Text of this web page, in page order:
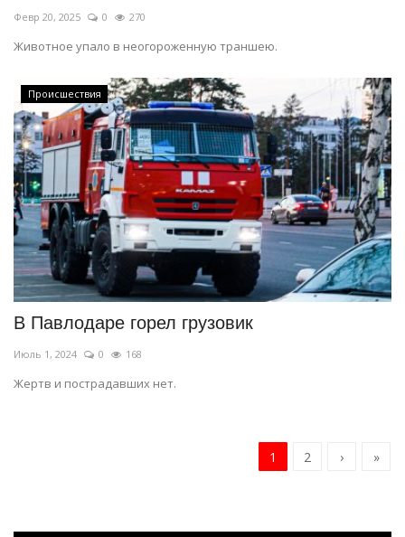
Февр 20, 2025 0 270
Животное упало в неогороженную траншею.
Происшествия
В Павлодаре горел грузовик
Июль 1, 2024 0 168
Жертв и пострадавших нет.
1 2 › »